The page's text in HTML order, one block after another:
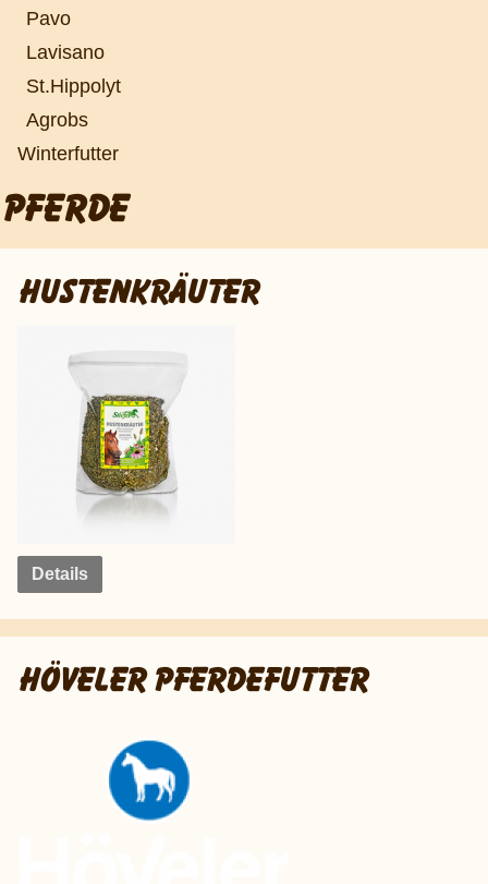
Pavo
Lavisano
St.Hippolyt
Agrobs
Winterfutter
PFERDE
HUSTENKRÄUTER
Details
HÖVELER PFERDEFUTTER